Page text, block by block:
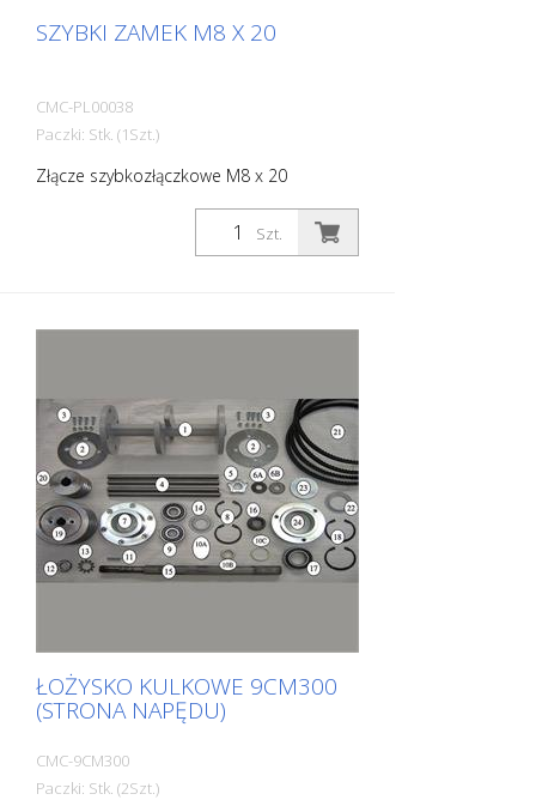
SZYBKI ZAMEK M8 X 20
CMC-PL00038
Paczki: Stk. (1Szt.)
Złącze szybkozłączkowe M8 x 20
Szt.
ŁOŻYSKO KULKOWE 9CM300
(STRONA NAPĘDU)
CMC-9CM300
Paczki: Stk. (2Szt.)